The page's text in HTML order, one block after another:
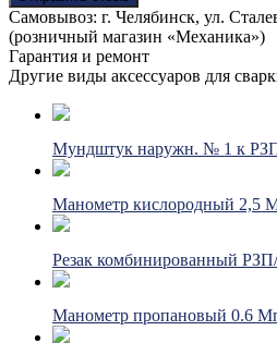
Самовывоз: г. Челябинск, ул.
(розничный магазин «Механика»)
Гарантия и ремонт
Другие виды аксессуаров для
Мундштук наружн. № 1 к
Манометр кислородный 2,5
Резак комбинированный
Манометр пропановый 0.6